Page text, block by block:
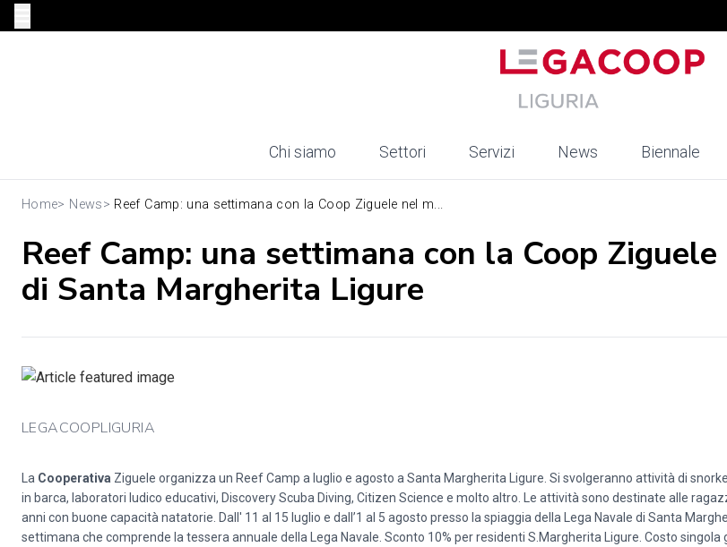
Chi siamo Settori Servizi News Biennale
Home> News> Reef Camp: una settimana con la Coop Ziguele nel m...
Reef Camp: una settimana con la Coop
di Santa Margherita Ligure
LEGACOOPLIGURIA
La Cooperativa Ziguele organizza un Reef Camp a luglio e agosto a Santa Margherita Ligure. Si svolgeranno attività di
in barca, laboratori ludico educativi, Discovery Scuba Diving, Citizen Science e molto altro. Le attività sono destinate alle
anni con buone capacità natatorie. Dall' 11 al 15 luglio e dall’1 al 5 agosto presso la spiaggia della Lega Navale di Santa
settimana che comprende la tessera annuale della Lega Navale. Sconto 10% per residenti S.Margherita Ligure. Costo